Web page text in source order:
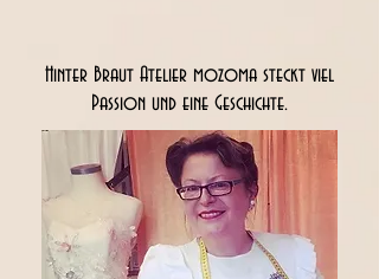
Hinter Braut Atelier mozoma steckt viel
Passion und eine Geschichte.